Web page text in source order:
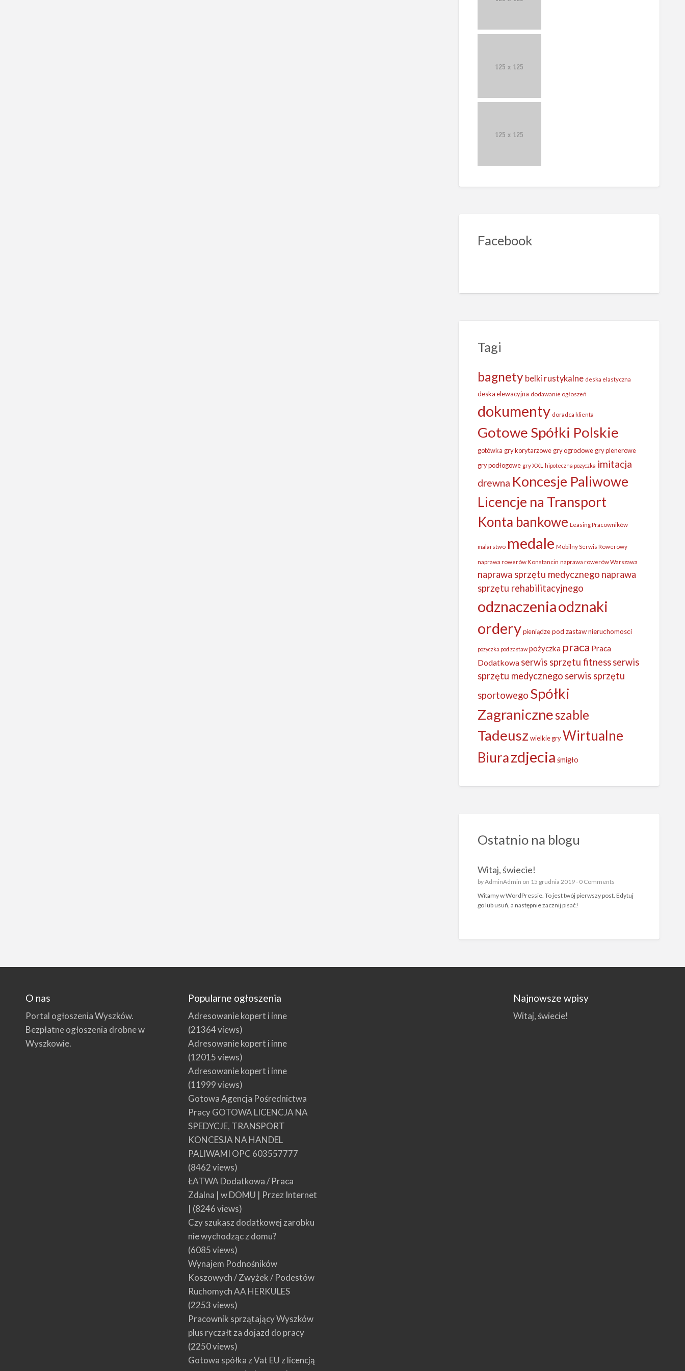
Facebook
Tagi
bagnety belki rustykalne deska elastyczna
deska elewacyjna dodawanie ogłoszeń
dokumenty doradca klienta
Gotowe Spółki Polskie
gotówka gry korytarzowe gry ogrodowe gry plenerowe
gry podłogowe gry XXL hipoteczna pozyczka imitacja
drewna Koncesje Paliwowe
Licencje na Transport
Konta bankowe Leasing Pracowników
malarstwo medale Mobilny Serwis Rowerowy
naprawa rowerów Konstancin naprawa rowerów Warszawa
naprawa sprzętu medycznego naprawa
sprzętu rehabilitacyjnego
odznaczeniaodznaki
ordery pieniądze pod zastaw nieruchomosci
pozyczka pod zastaw pożyczka praca Praca
Dodatkowa serwis sprzętu fitness serwis
sprzętu medycznego serwis sprzętu
sportowego Spółki
Zagraniczneszable
Tadeusz wielkie gry Wirtualne
Biurazdjecia śmigło
Ostatnio na blogu
Witaj, świecie!
byAdminAdmin on 15 grudnia 2019 - 0 Comments
Witamy w WordPressie. To jest twój pierwszy post. Edytuj
go lub usuń, a następnie zacznij pisać!
O nas
Portal ogłoszenia Wyszków.
Bezpłatne ogłoszenia drobne w
Wyszkowie.
Popularne ogłoszenia
Adresowanie kopert i inne
(21364 views)
Adresowanie kopert i inne
(12015 views)
Adresowanie kopert i inne
(11999 views)
Gotowa Agencja Pośrednictwa
Pracy GOTOWA LICENCJA NA
SPEDYCJE, TRANSPORT
KONCESJA NA HANDEL
PALIWAMI OPC 603557777
(8462 views)
ŁATWA Dodatkowa / Praca
Zdalna | w DOMU | Przez Internet
| (8246 views)
Czy szukasz dodatkowej zarobku
nie wychodząc z domu?
(6085 views)
Wynajem Podnośników
Koszowych / Zwyżek / Podestów
Ruchomych AA HERKULES
(2253 views)
Pracownik sprzątający Wyszków
plus ryczałt za dojazd do pracy
(2250 views)
Gotowa spółka z Vat EU z licencją
Najnowsze wpisy
Witaj, świecie!